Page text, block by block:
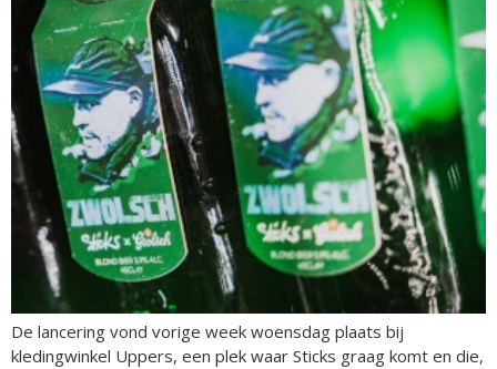
De lancering vond vorige week woensdag plaats bij
kledingwinkel Uppers, een plek waar Sticks graag komt en die,